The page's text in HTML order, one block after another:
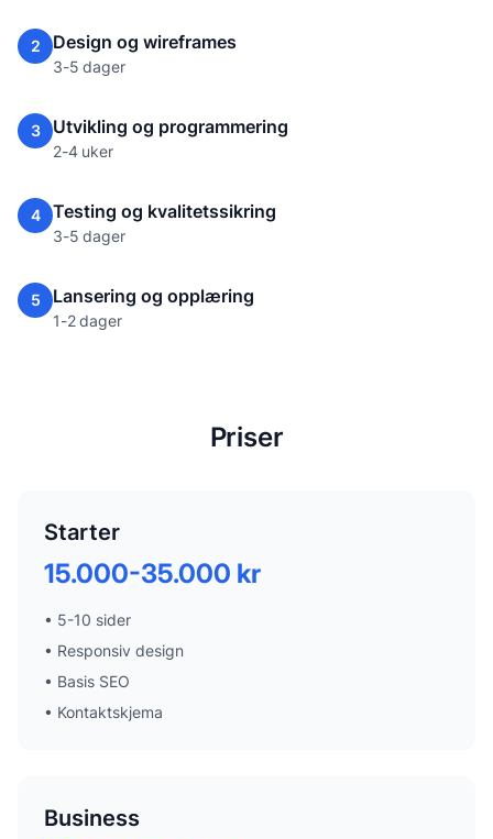
2 Design og wireframes
3-5 dager
3 Utvikling og programmering
2-4 uker
4 Testing og kvalitetssikring
3-5 dager
5 Lansering og opplæring
1-2 dager
Priser
Starter
15.000-35.000 kr
• 5-10 sider
• Responsiv design
• Basis SEO
• Kontaktskjema
Business